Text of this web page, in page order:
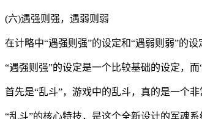
(六)遇强则强，遇弱则弱
在计略中“遇强则强”的设定和“遇弱则弱”的设
“遇强则强”的设定是一个比较基础的设定，
首先是“乱斗”，游戏中的乱斗，真的是一个
“乱斗”的核心特技，是这个全新设计的军魂